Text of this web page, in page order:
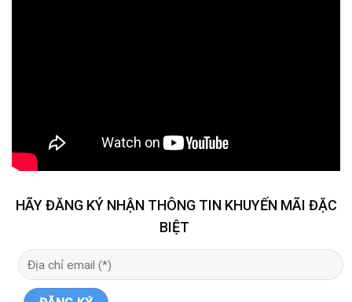
HÃY ĐĂNG KÝ NHẬN THÔNG TIN KHUYẾN MÃI ĐẶC
BIỆT